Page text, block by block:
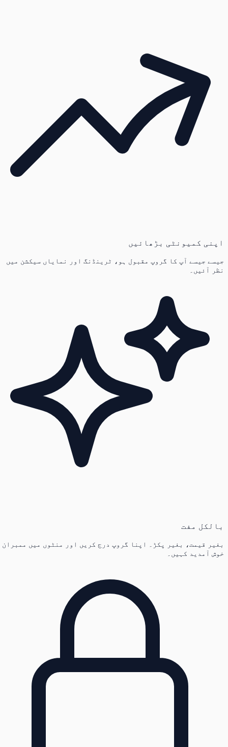
اپنی کمیونٹی بڑھائیں
جیسے جیسے آپ کا گروپ مقبول ہو، ٹرینڈنگ اور نمایاں سیکشن میں
نظر آئیں۔
بالکل مفت
بغیر قیمت، بغیر پکڑ۔ اپنا گروپ درج کریں اور منٹوں میں ممبران
خوش آمدید کہیں۔